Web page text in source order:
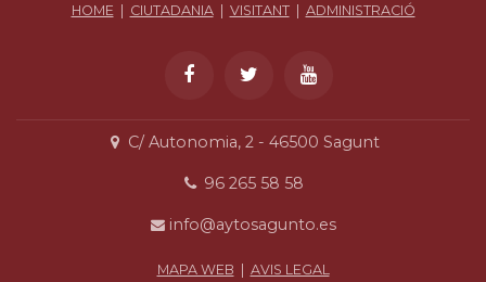
HOME CIUTADANIA| VISITANT| ADMINISTRACIÓ
C/ Autonomia, 2 - 46500 Sagunt
96 265 58 58
info@aytosagunto.es
MAPA WEB | AVIS LEGAL